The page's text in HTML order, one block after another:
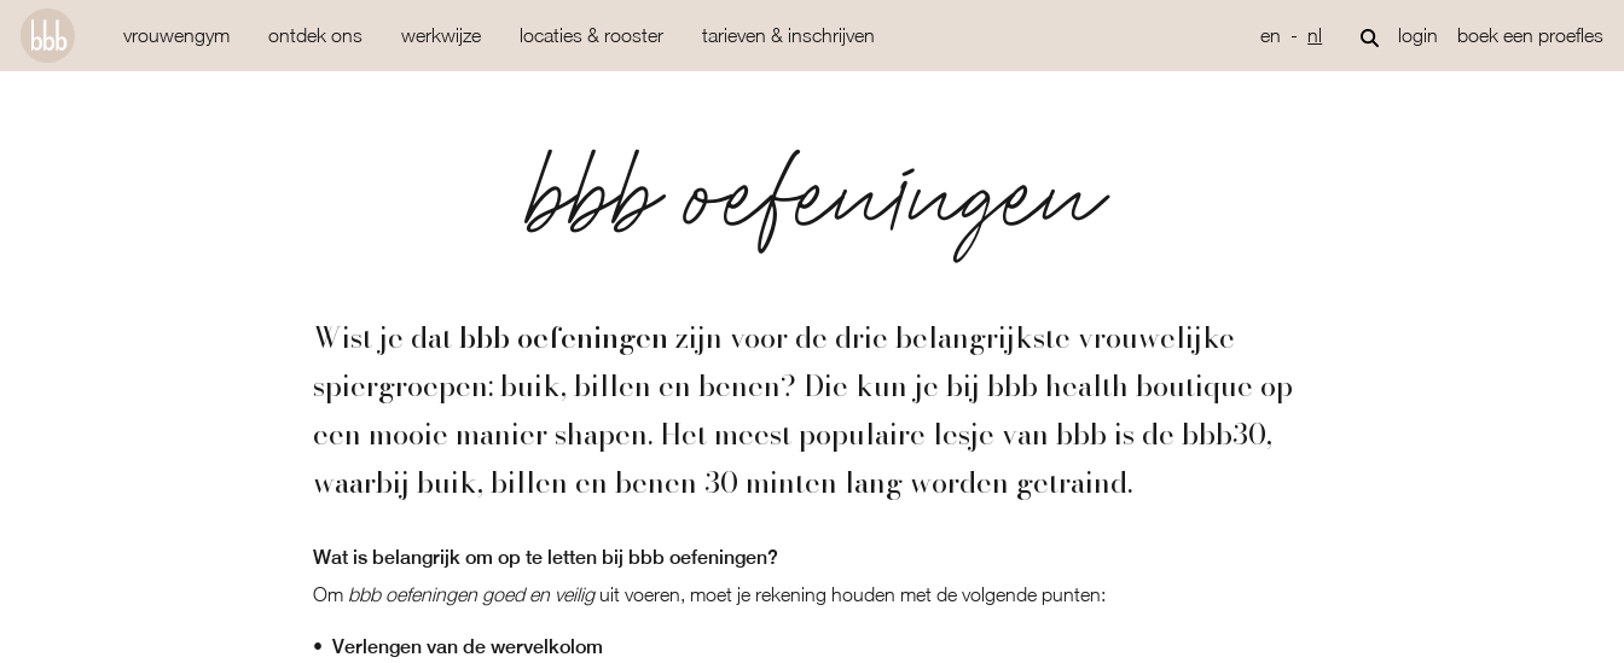
vrouwengym ontdek ons werkwijze locaties & rooster tarieven & inschrijven en nl login boek een proefles
bbb oefeningen
Wist je datbbb oefeningen zijn voor de drie belangrijkste vrouwelijke
spiergroepen: buik, billen en benen? Die kun je bij bbb health boutique op
een mooie manier shapen. Het meest populaire lesje van bbb is de bbb30,
waarbij buik, billen en benen 30 minten lang worden getraind.
Wat is belangrijk om op te letten bij bbb oefeningen?
Om bbb oefeningen goed en veiliguit voeren, moet je rekening houden met de volgende punten:
Verlengen van de wervelkolom